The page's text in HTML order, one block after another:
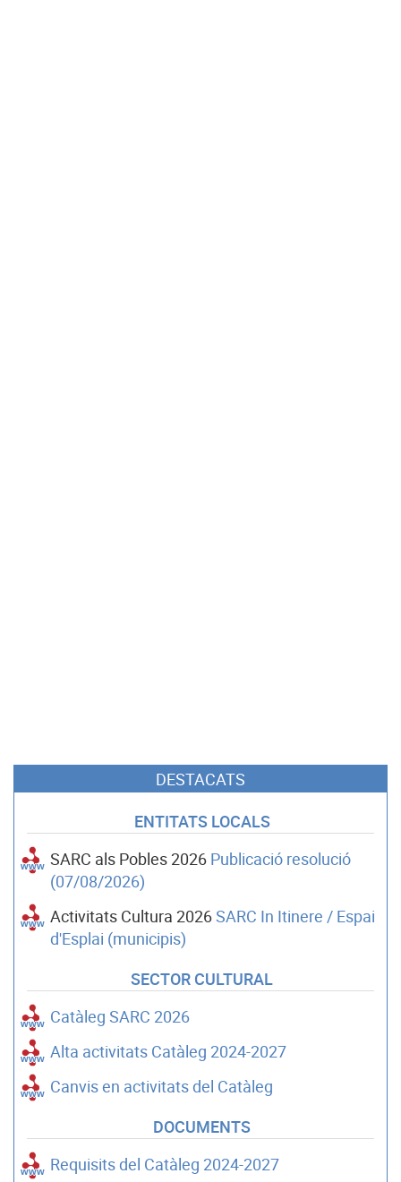
DESTACATS
ENTITATS LOCALS
SARC als Pobles 2026 Publicació resolució
(07/08/2026)
Activitats Cultura 2026SARC In Itinere / Espai
d'Esplai (municipis)
SECTOR CULTURAL
Catàleg SARC 2026
Alta activitats Catàleg 2024-2027
Canvis en activitats del Catàleg
DOCUMENTS
Requisits del Catàleg 2024-2027